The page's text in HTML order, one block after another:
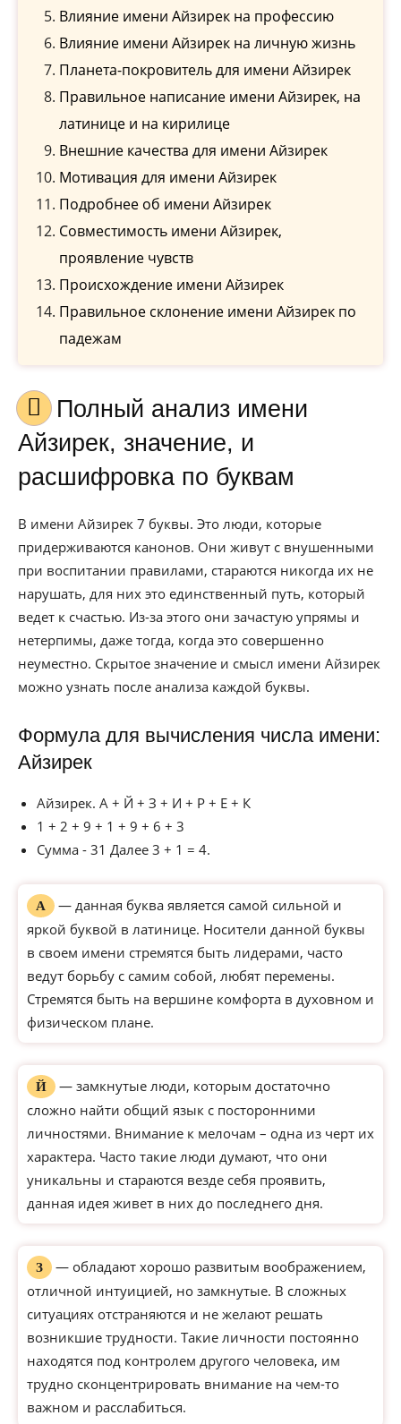
Влияние имени Айзирек на профессию
Влияние имени Айзирек на личную жизнь
Планета-покровитель для имени Айзирек
Правильное написание имени Айзирек, на
латинице и на кирилице
Внешние качества для имени Айзирек
Мотивация для имени Айзирек
Подробнее об имени Айзирек
Совместимость имени Айзирек,
проявление чувств
Происхождение имени Айзирек
Правильное склонение имени Айзирек по
падежам
Полный анализ имени
Айзирек, значение, и
расшифровка по буквам
В имени Айзирек 7 буквы. Это люди, которые
придерживаются канонов. Они живут с внушенными
при воспитании правилами, стараются никогда их не
нарушать, для них это единственный путь, который
ведет к счастью. Из-за этого они зачастую упрямы и
нетерпимы, даже тогда, когда это совершенно
неуместно. Скрытое значение и смысл имени Айзирек
можно узнать после анализа каждой буквы.
Формула для вычисления числа имени:
Айзирек
Айзирек. А + Й + З + И + Р + Е + К
1 + 2 + 9 + 1 + 9 + 6 + 3
Сумма - 31 Далее 3 + 1 = 4.
А
— данная буква является самой сильной и
яркой буквой в латинице. Носители данной буквы
в своем имени стремятся быть лидерами, часто
ведут борьбу с самим собой, любят перемены.
Стремятся быть на вершине комфорта в духовном и
физическом плане.
Й
— замкнутые люди, которым достаточно
сложно найти общий язык с посторонними
личностями. Внимание к мелочам – одна из черт их
характера. Часто такие люди думают, что они
уникальны и стараются везде себя проявить,
данная идея живет в них до последнего дня.
З
— обладают хорошо развитым воображением,
отличной интуицией, но замкнутые. В сложных
ситуациях отстраняются и не желают решать
возникшие трудности. Такие личности постоянно
находятся под контролем другого человека, им
трудно сконцентрировать внимание на чем-то
важном и расслабиться.